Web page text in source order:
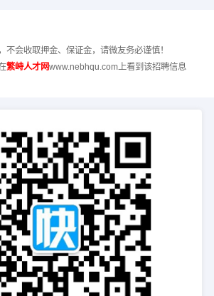
不会收取押金、保证金，请微友务必谨慎！
繁峙人才网www.nebhqu.com上看到该招聘信息